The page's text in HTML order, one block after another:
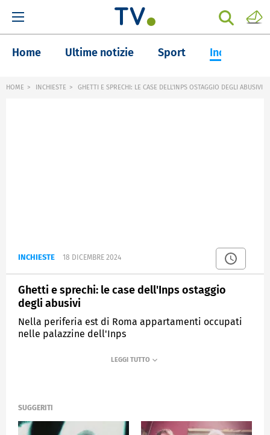
Home Ultime notizie Sport Inchieste
HOME INCHIESTE GHETTI E SPRECHI: LE CASE DELL'INPS OSTAGGIO DEGLI ABUSIVI
INCHIESTE 18 DICEMBRE 2024
Ghetti e sprechi: le case dell'Inps ostaggio
degli abusivi
Nella periferia est di Roma appartamenti occupati
nelle palazzine dell'Inps
FUORI DAL CORO
SUGGERITI